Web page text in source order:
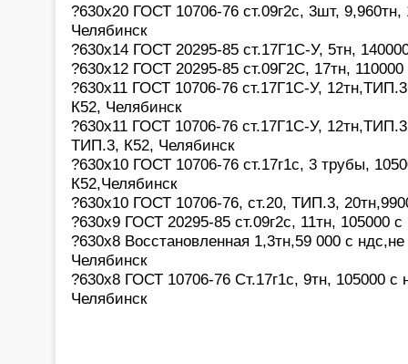
?630х20 ГОСТ 10706-76 ст.09г2с, 3шт,
Челябинск
?630х14 ГОСТ 20295-85 ст.17Г1С-У, 5тн,
?630х12 ГОСТ 20295-85 ст.09Г2С, 17тн,
?630х11 ГОСТ 10706-76 ст.17Г1С-У,
К52, Челябинск
?630х11 ГОСТ 10706-76 ст.17Г1С-У,
ТИП.3, К52, Челябинск
?630х10 ГОСТ 10706-76 ст.17г1с, 3 трубы,
К52,Челябинск
?630х10 ГОСТ 10706-76, ст.20, ТИП.3,
?630х9 ГОСТ 20295-85 ст.09г2с, 11тн, 105000
?630х8 Восстановленная 1,3тн,59 000 с
Челябинск
?630х8 ГОСТ 10706-76 Ст.17г1с, 9тн, 105000
Челябинск